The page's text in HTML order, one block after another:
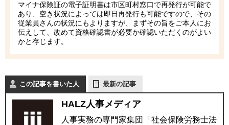
マイナ保険証の電子証明書は市区町村窓口で再発行が可能で
あり、空き状況によっては即日再発行も可能ですので、その
従業員さんの状況にもよりますが、まずその旨をご本人にお
伝えして、改めて資格確認書が必要か確認いただくのがよい
かと存じます。
この記事を書いた人 最新の記事
HALZ人事メディア
人事実務の専門家集団「社会保険労務士法